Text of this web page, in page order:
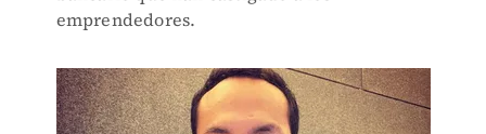
emprendedores.